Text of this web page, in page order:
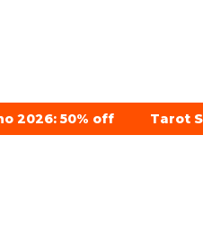
2026: 50% off Tarot